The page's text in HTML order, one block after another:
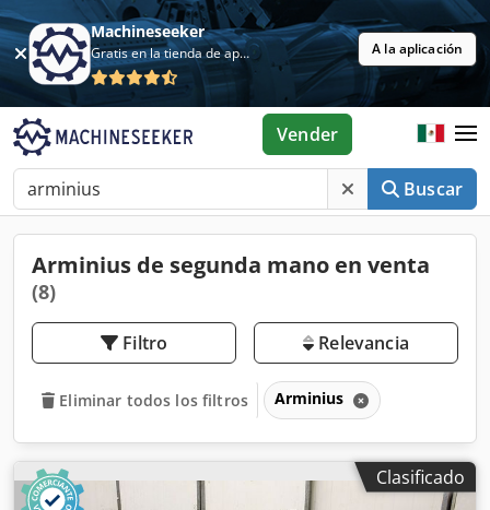
Machineseeker
Gratis en la tienda de aplicaciones A la aplicación
Buscar
Vender
Arminius de segunda mano en venta
(8)
Filtro Relevancia
Eliminar todos los filtros Arminius
Clasificado